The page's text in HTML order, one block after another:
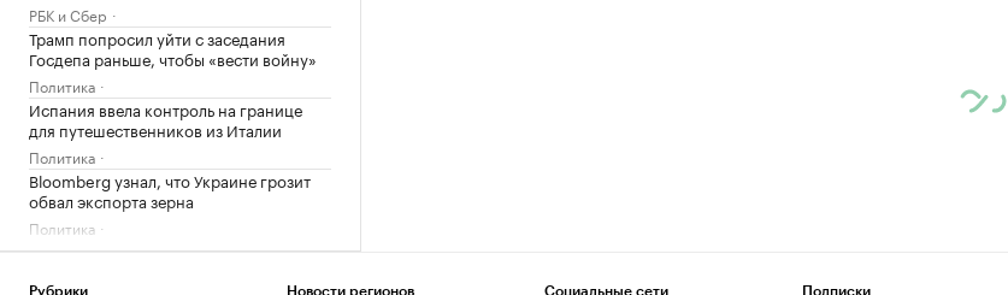
РБК и Сбер
Трамп попросил уйти с заседания
Госдепа раньше, чтобы «вести войну»
Политика
Испания ввела контроль на границе
для путешественников из Италии
Политика
Bloomberg узнал, что Украине грозит
обвал экспорта зерна
Политика
Рубрики Новости регионов Социальные сети Подписки